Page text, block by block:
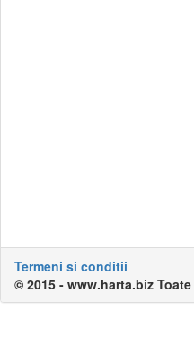
Termeni si conditii
© 2015 - www.harta.biz